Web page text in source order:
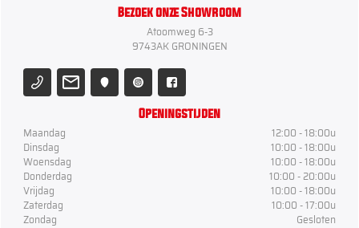
Bezoek onze Showroom
Atoomweg 6-3
9743AK GRONINGEN
Openingstijden
Maandag
12:00 - 18:00u
Dinsdag
10:00 - 18:00u
Woensdag
10:00 - 18:00u
Donderdag
10:00 - 20:00u
Vrijdag
10:00 - 18:00u
Zaterdag
10:00 - 17:00u
Zondag
Gesloten